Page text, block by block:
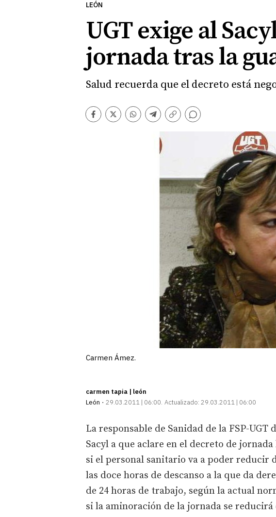
LEÓN
UGT exige al
jornada tras la
Salud recuerda que el decreto está
Facebook
TwitterWhatsapp
Telegram
Copiar
Comentarios
Carmen Ámez.
carmen tapia | león
León
29.03.2011 | 06:00 Actualizado: 29.03.2011 | 06:00
La responsable de Sanidad de la FSP-
Sacyl a que aclare en el decreto de
si el personal sanitario va a poder reducir
las doce horas de descanso a la que da
de 24 horas de trabajo, según la actual
si la aminoración de la jornada se